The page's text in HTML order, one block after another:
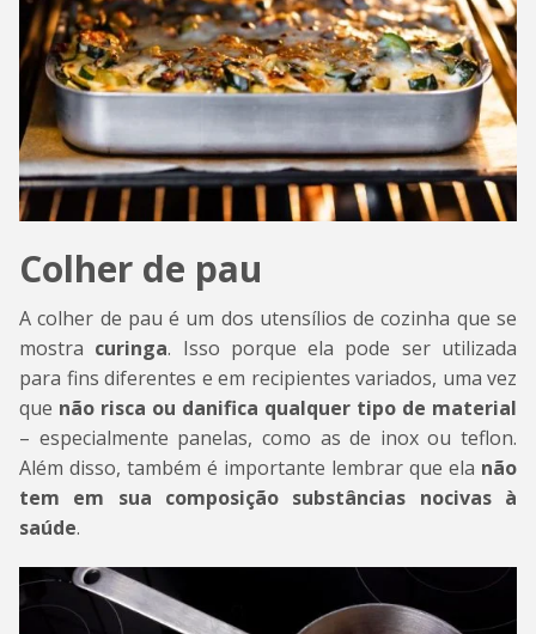
Colher de pau
A colher de pau é um dos utensílios de cozinha que se
mostra curinga. Isso porque ela pode ser utilizada
para fins diferentes e em recipientes variados, uma vez
que não risca ou danifica qualquer tipo de material
– especialmente panelas, como as de inox ou teflon.
Além disso, também é importante lembrar que ela não
tem em sua composição substâncias nocivas à
saúde.